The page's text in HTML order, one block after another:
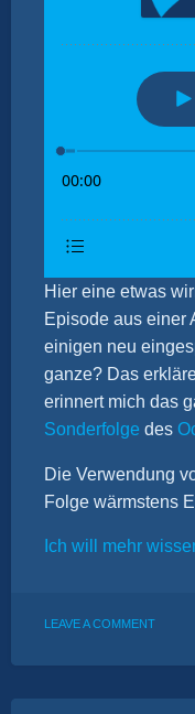
Hier eine etwas
Episode aus einer
einigen neu
ganze? Das
erinnert mich das
Sonderfolge des
Die Verwendung
Folge wärmstens
Ich will mehr
LEAVE A COMMENTON